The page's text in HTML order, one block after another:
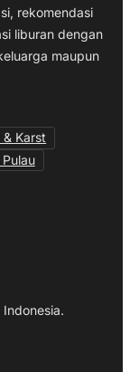
rekomendasi
liburan dengan
maupun
& Karst